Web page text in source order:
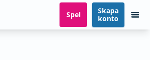
Spel
Skapa
konto